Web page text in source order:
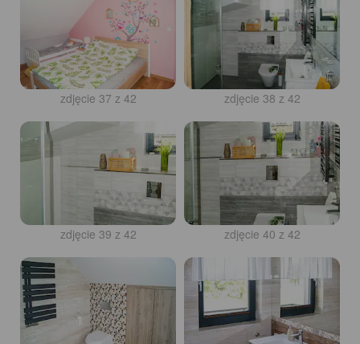
zdjęcie 37 z 42 zdjęcie 38 z 42
zdjęcie 39 z 42 zdjęcie 40 z 42